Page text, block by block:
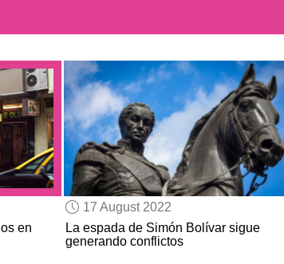
en
17 August 2022
La espada de Simón Bolívar sigue
generando conflictos